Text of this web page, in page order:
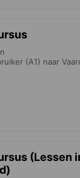
(A1) naar
(Lessen